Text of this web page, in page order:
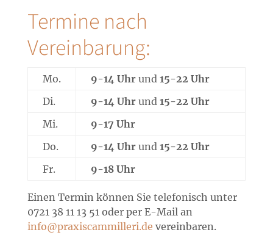
Termine nach
Vereinbarung:
Mo. 9-14 Uhrund 15-22 Uhr
Di.
9-14 Uhrund 15-22 Uhr
Mi.
9-17 Uhr
Do.
9-14 Uhrund 15-22 Uhr
Fr.
9-18 Uhr
Einen Termin können Sie telefonisch unter
0721 38 11 13 51 oder per E-Mail an
info@praxiscammilleri.de vereinbaren.